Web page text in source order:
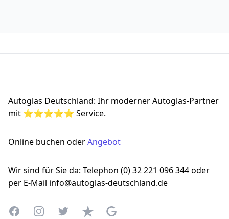
Autoglas Deutschland: Ihr moderner Autoglas-Partner
mit ⭐⭐⭐⭐⭐ Service.
Online buchen oderAngebot
Wir sind für Sie da: Telephon (0) 32 221 096 344 oder
per E-Mail info@autoglas-deutschland.de
FacebookInstagramTwitterTrustpilotGoogle Business Profile